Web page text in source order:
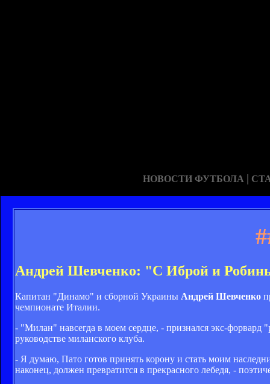
НОВОСТИ ФУТБОЛА |
Андрей Шевченко: "С Иброй и
Капитан "Динамо" и сборной Украины Андрей Шевченко
чемпионате Италии.
- "Милан" навсегда в моем сердце, - признался экс-
руководстве миланского клуба.
- Я думаю, Пато готов принять корону и стать моим
наконец, должен превратится в прекрасного лебедя, -